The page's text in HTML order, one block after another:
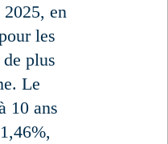
2025, en
les
plus
Le
10 ans